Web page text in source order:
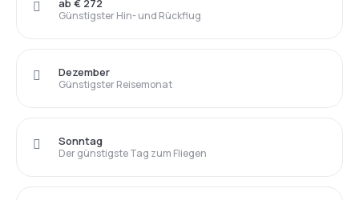
Günstigster Hin- und Rückflug
ab € 272
Günstigster Reisemonat
Dezember
Der günstigste Tag zum Fliegen
Sonntag